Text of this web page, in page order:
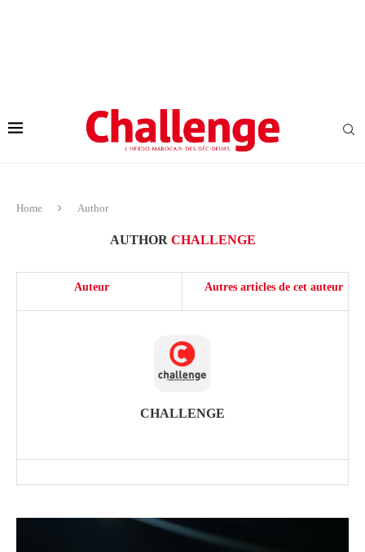
Home Author
AUTHOR CHALLENGE
Auteur Autres articles de cet auteur
CHALLENGE